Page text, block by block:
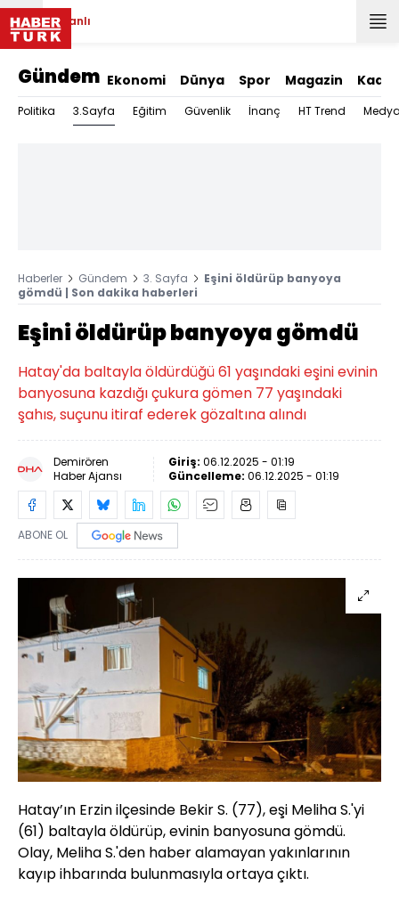
Canlı
Gündem Ekonomi Dünya Spor Magazin Kadın
Politika 3.Sayfa Eğitim Güvenlik İnanç HT Trend
Haberler Gündem 3. Sayfa
Eşini öldürüp banyoya
gömdü | Son dakika haberleri
Eşini öldürüp banyoya gömdü
Hatay'da baltayla öldürdüğü 61 yaşındaki eşini evinin
banyosuna kazdığı çukura gömen 77 yaşındaki
şahıs, suçunu itiraf ederek gözaltına alındı
Demirören
Haber Ajansı
Giriş: 06.12.2025 - 01:19
Güncelleme: 06.12.2025 - 01:19
ABONE OL
Hatay’ın Erzin ilçesinde Bekir S. (77), eşi Meliha S.'yi
(61) baltayla öldürüp, evinin banyosuna gömdü.
Olay, Meliha S.'den haber alamayan yakınlarının
kayıp ihbarında bulunmasıyla ortaya çıktı.